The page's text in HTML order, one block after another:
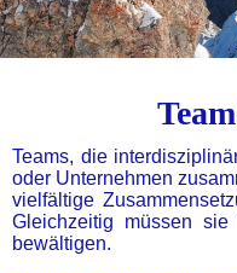
Teams, die
oder Unternehmen
vielfältige
Gleichzeitig müssen
bewältigen.